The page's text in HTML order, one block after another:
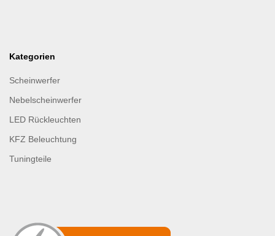
Kategorien
Scheinwerfer
Nebelscheinwerfer
LED Rückleuchten
KFZ Beleuchtung
Tuningteile